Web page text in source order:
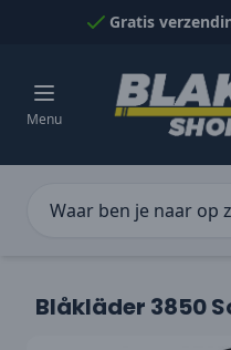
Naar inhoud gaan
Gratis
Menu
Blåkläder 3850